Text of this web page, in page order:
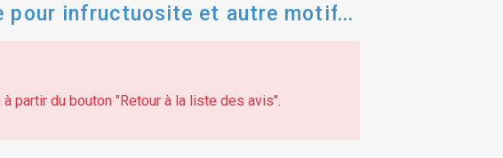
pour infructuosite et autre motif
partir du bouton "Retour à la liste des avis".